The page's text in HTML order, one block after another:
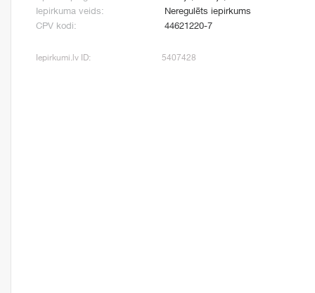
Iepirkuma veids:
Neregulēts iepirkums
CPV kodi:
44621220-7
Iepirkumi.lv ID: 5407428